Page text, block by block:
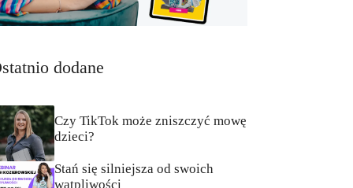
dodane
Czy TikTok może zniszczyć mowę
dzieci?
Stań się silniejsza od swoich
wątpliwości